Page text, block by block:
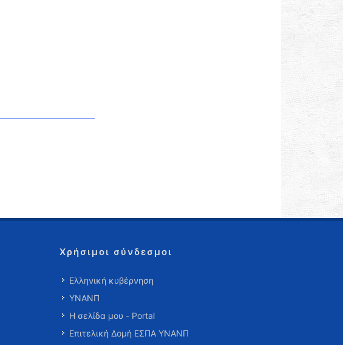
Χρήσιμοι σύνδεσμοι
Ελληνική κυβέρνηση
ΥΝΑΝΠ
Η σελίδα μου - Portal
Επιτελική Δομή ΕΣΠΑ ΥΝΑΝΠ